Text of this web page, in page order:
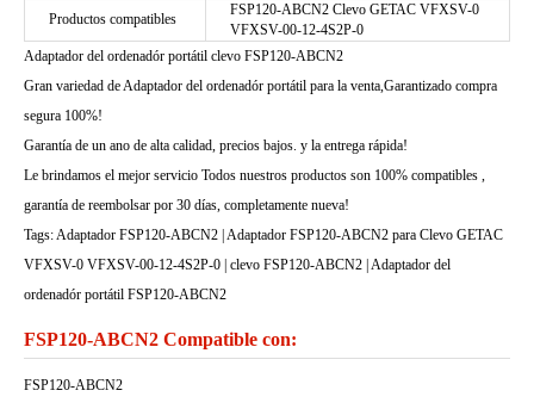
Productos compatibles
FSP120-ABCN2 Clevo GETAC VFXSV-0
VFXSV-00-12-4S2P-0
Adaptador del ordenadór portátil clevo FSP120-ABCN2
Gran variedad de Adaptador del ordenadór portátil para la venta,Garantizado compra
segura 100%!
Garantía de un ano de alta calidad, precios bajos. y la entrega rápida!
Le brindamos el mejor servicio Todos nuestros productos son 100% compatibles ,
garantía de reembolsar por 30 días, completamente nueva!
Tags: Adaptador FSP120-ABCN2 | Adaptador FSP120-ABCN2 para Clevo GETAC
VFXSV-0 VFXSV-00-12-4S2P-0 | clevo FSP120-ABCN2 | Adaptador del
ordenadór portátil FSP120-ABCN2
FSP120-ABCN2 Compatible con:
FSP120-ABCN2